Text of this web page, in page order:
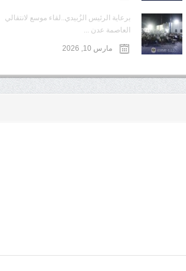
برعاية الرئيس الزُبيدي..لقاء موسع لانتقالي
العاصمة عدن ...
مارس 10, 2026